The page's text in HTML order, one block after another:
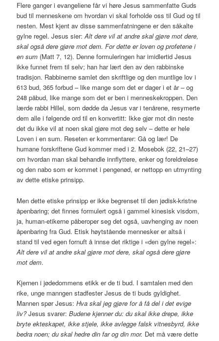
Flere ganger i evangeliene får vi høre Jesus sammenfatte Guds
bud til menneskene om hvordan vi skal forholde oss til Gud og til
nesten. Mest kjent av disse sammenfatningene er den såkalte
gylne regel. Jesus sier:Alt dere vil at andre skal gjøre mot dere,
skal også dere gjøre mot dem. For dette er loven og profetene i
en sum (Matt 7, 12). Denne formuleringen har imidlertid Jesus
ikke funnet frem til selv; han har lært den av den rabbinske
tradisjon. Rabbinerne samlet den skriftlige og den muntlige lov i
613 bud, 365 forbud – like mange som det er dager i et år – og
248 påbud, like mange som det er ben i menneskekroppen. Den
lærde rabbi Hillel, som dødde da Jesus var i tenårene, resymerte
dem alle i følgende ord til en konvertitt: Ikke gjør mot din neste
det du ikke vil at noen skal gjøre mot deg selv – dette er hele
Loven i en sum. Reseten er kommentarer: Gå og lær! De
humane forskriftene Gud kommer med i 2. Mosebok (22, 21–27)
om hvordan man skal behandle innflyttere, enker og foreldreløse
og den nabo som er kommet i pengenød, er nettopp en utmynting
av dette etiske prinsipp.
Men dette etiske prinsipp er ikke begrenset til den jødisk-kristne
åpenbaring; det finnes formulert også i gammel kinesisk visdom,
ja, human-etikerne påberoper seg det også, uavhenging av noen
åpenbaring fra Gud. Etisk høytstående mennesker er altså i
stand til ved egen fornuft å innse det riktige i «den gylne regel»:
Alt dere vil at andre skal gjøre mot dere, skal også dere gjøre
mot dem.
Kjernen i jødedommens etikk er de ti bud. I samtalen med den
rike, unge manngen stadfester Jesus de ti buds gyldighet.
Mannen spør Jesus:Hva skal jeg gjøre for å få del i det evige
liv?Jesus svarer:Budene kjenner du: du skal ikke drepe, ikke
bryte ekteskapet, ikke stjele, ikke avlegge falsk vitnesbyrd, ikke
bedra noen; du skal hedre din far og din mor. Det må være dette